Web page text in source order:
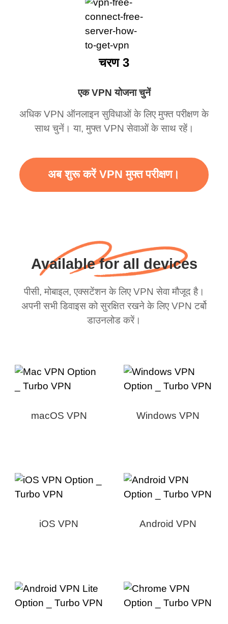
एक VPN योजना चुनें
अधिक VPN ऑनलाइन सुविधाओं के लिए मुफ्त परीक्षण के
साथ चुनें। या, मुफ्त VPN सेवाओं के साथ रहें।
चरण 3
अब शुरू करें VPN मुफ्त परीक्षण।
Available for all devices
पीसी, मोबाइल, एक्सटेंशन के लिए VPN सेवा मौजूद है।
अपनी सभी डिवाइस को सुरक्षित रखने के लिए VPN टर्बो
डाउनलोड करें।
macOS VPN Windows VPN
iOS VPN Android VPN